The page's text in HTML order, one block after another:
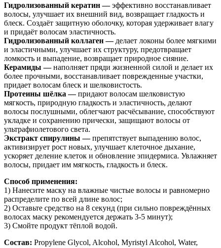
Гидролизованный кератин —эффективно восстанавливает
волосы, улучшает их внешний вид, возвращает гладкость и
блеск. Создаёт защитную оболочку, которая удерживает влагу
и придаёт волосам эластичность.
Гидролизованный коллаген —делает локоны более мягкими
и эластичными, улучшает их структуру, предотвращает
ломкость и выпадение, возвращает природное сияние.
Керамиды —наполняет пряди жизненной силой и делает их
более прочными, восстанавливает поврежденные участки,
придает волосам блеск и шелковистость.
Протеины шёлка —придают волосам шелковистую
мягкость, природную гладкость и эластичность, делают
волосы послушными, облегчают расчёсывание, способствуют
укладке и сохранению прически, защищают волосы от
ультрафиолетового света.
Экстракт спирулины —препятствует выпадению волос,
активизирует рост новых, улучшает клеточное дыхание,
ускоряет деление клеток и обновление эпидермиса. Увлажняет
волосы, придает им мягкость, гладкость и блеск.
Способ применения:
1) Нанесите маску на влажные чистые волосы и равномерно
распределите по всей длине волос;
2) Оставьте средство на 8 секунд (при сильно повреждённых
волосах маску рекомендуется держать 3-5 минут);
3) Смойте продукт тёплой водой.
Состав: Propylene Glycol, Alcohol, Myristyl Alcohol, Water,